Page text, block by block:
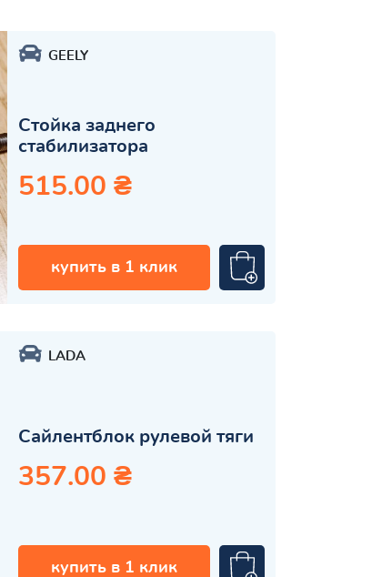
GEELY
Стойка заднего
стабилизатора
515.00 ₴
купить в 1 клик
LADA
Сайлентблок рулевой тяги
357.00 ₴
купить в 1 клик